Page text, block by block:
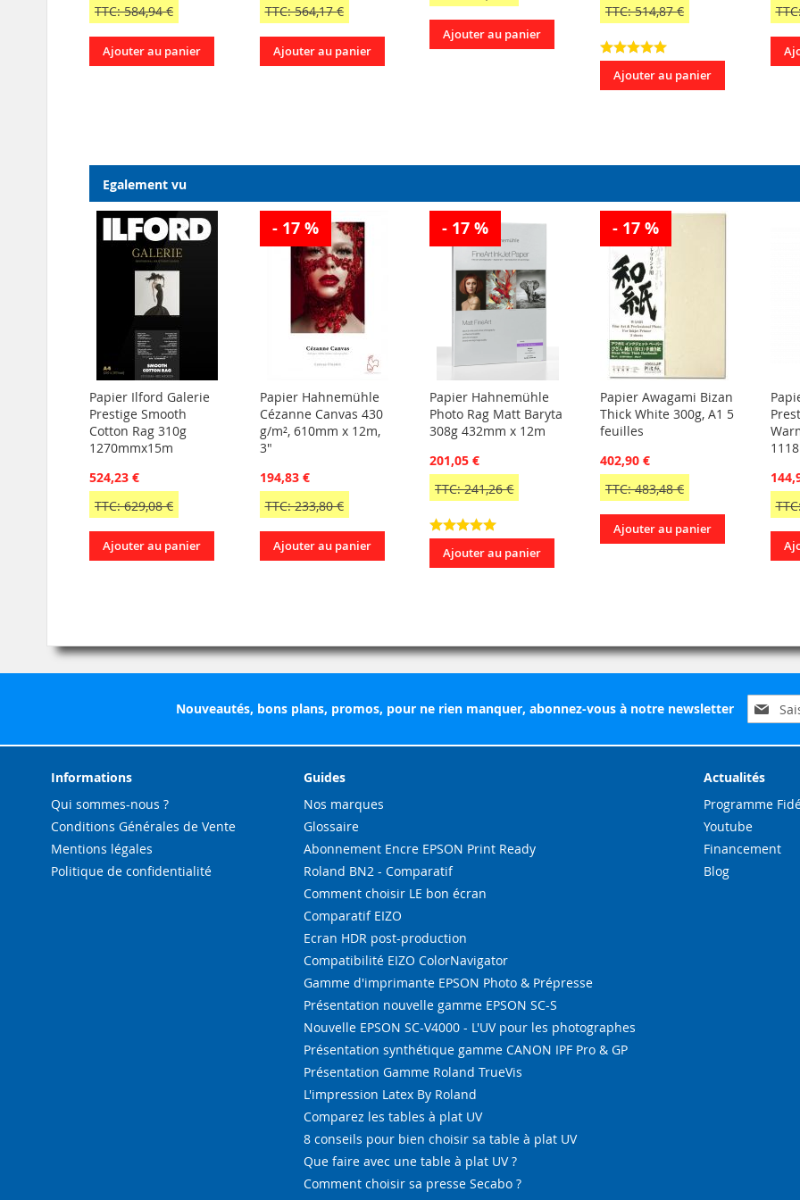
TTC: 584,94 €
Ajouter au panier
TTC: 564,17 €
Ajouter au panier
Ajouter au panier
TTC: 514,87 €
Ajouter au panier
Egalement vu
Papier Ilford Galerie
Prestige Smooth
Cotton Rag 310g
1270mmx15m
524,23 €
TTC: 629,08 €
Ajouter au panier
- 17 %
Papier Hahnemühle
Cézanne Canvas 430
g/m², 610mm x 12m,
3"
194,83 €
TTC: 233,80 €
Ajouter au panier
- 17 %
Papier Hahnemühle
Photo Rag Matt Baryta
308g 432mm x 12m
201,05 €
TTC: 241,26 €
Ajouter au panier
- 17 %
Papier Awagami Bizan
Thick White 300g, A1 5
feuilles
402,90 €
TTC: 483,48 €
Ajouter au panier
Nouveautés, bons plans, promos, pour ne rien manquer, abonnez-vous à notre newsletter
à
Informations
Qui sommes-nous ?
Conditions Générales de Vente
Mentions légales
Politique de confidentialité
Guides
Nos marques
Glossaire
Abonnement Encre EPSON Print Ready
Roland BN2 - Comparatif
Comment choisir LE bon écran
Comparatif EIZO
Ecran HDR post-production
Compatibilité EIZO ColorNavigator
Gamme d'imprimante EPSON Photo & Prépresse
Présentation nouvelle gamme EPSON SC-S
Nouvelle EPSON SC-V4000 - L'UV pour les photographes
Présentation synthétique gamme CANON IPF Pro & GP
Présentation Gamme Roland TrueVis
L'impression Latex By Roland
Comparez les tables à plat UV
8 conseils pour bien choisir sa table à plat UV
Que faire avec une table à plat UV ?
Comment choisir sa presse Secabo ?
Actualités
Programme
Youtube
Financement
Blog